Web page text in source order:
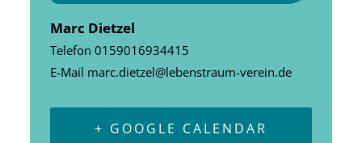
Marc Dietzel
Telefon0159016934415
E-Mail marc.dietzel@lebenstraum-verein.de
+ GOOGLE CALENDAR